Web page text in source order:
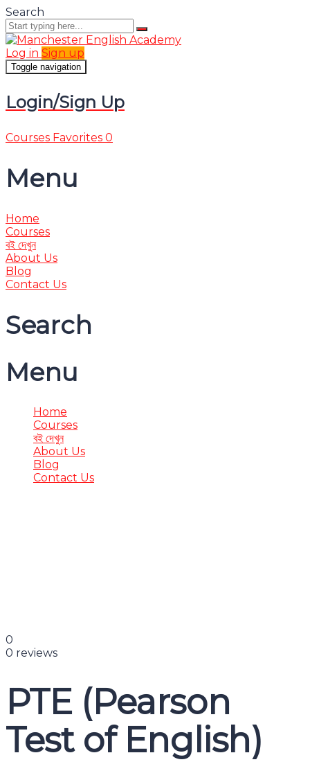
Search
Log in Sign up
Toggle navigation
Login/Sign Up
Courses Favorites 0
Menu
Home
Courses
বই দেখুন
About Us
Blog
Contact Us
Search
Menu
Home
Courses
বই দেখুন
About Us
Blog
Contact Us
0
0 reviews
PTE (Pearson
Test of English)